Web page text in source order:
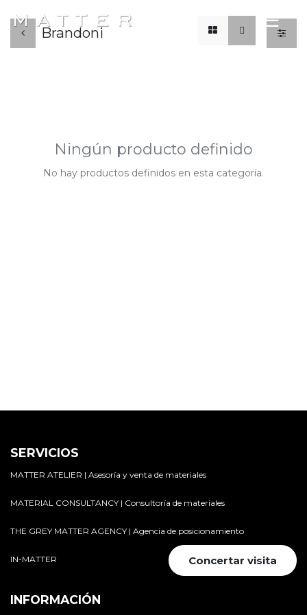
Brandoni
Ningún producto definido
No hay productos definidos en esta categoría.
SERVICIOS
MATTER ATELIER | Asesoría y venta de materiales
MATERIAL CONSULTANCY | Consultoría de materiales
THE GREY MATTER AGENCY | Agencia de posicionamiento
IN-MATTER
INFORMACIÓN
Concertar visita
☰x